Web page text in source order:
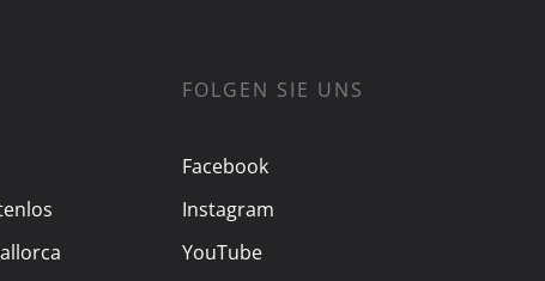
FOLGEN SIE UNS
Facebook
Instagram
YouTube